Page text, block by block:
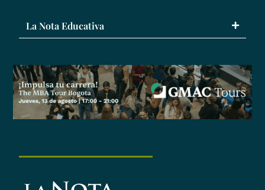
La Nota Educativa